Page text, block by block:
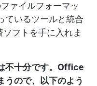
ァイルフォーマッ
ているツールと統合
フトを手に入れま
不十分です。Office
うので、以下のよう